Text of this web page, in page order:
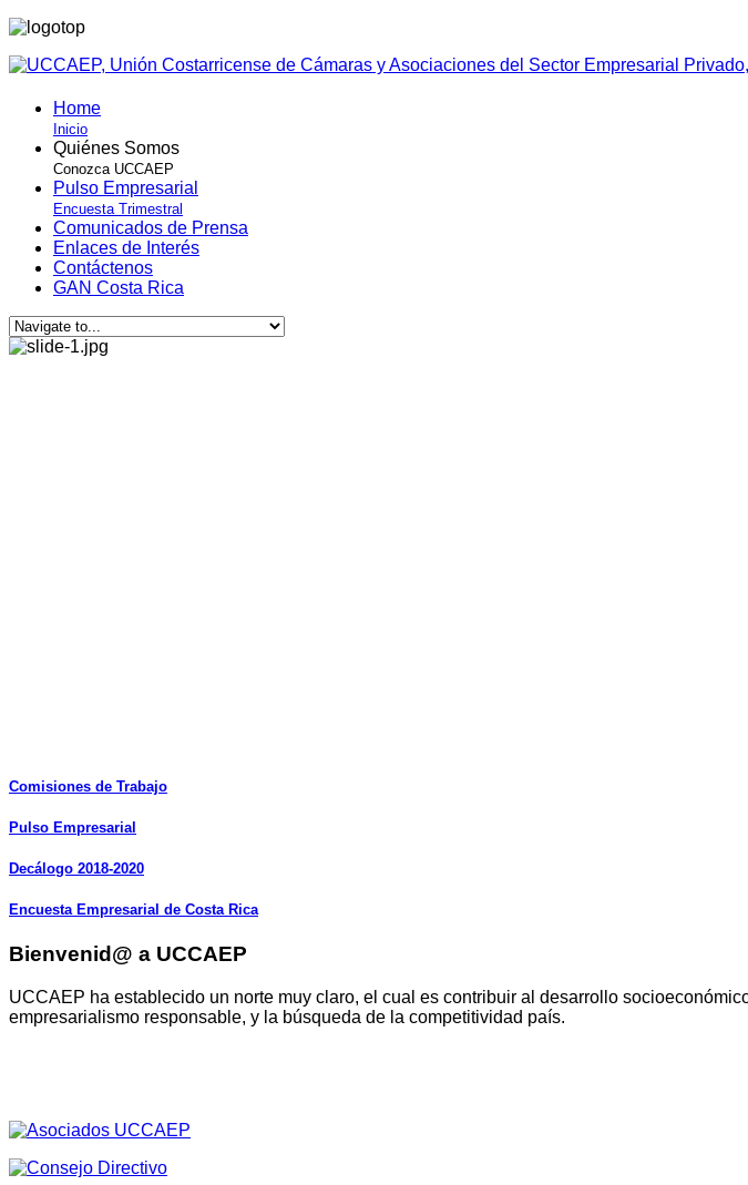
Home
Inicio
Quiénes Somos
Conozca UCCAEP
Pulso Empresarial
Encuesta Trimestral
Comunicados de Prensa
Enlaces de Interés
Contáctenos
GAN Costa Rica
Comisiones de Trabajo
Pulso Empresarial
Decálogo 2018-2020
Encuesta Empresarial de Costa Rica
Bienvenid@ a UCCAEP
UCCAEP ha establecido un norte muy claro, el cual es contribuir al desarrollo
empresarialismo responsable, y la búsqueda de la competitividad país.